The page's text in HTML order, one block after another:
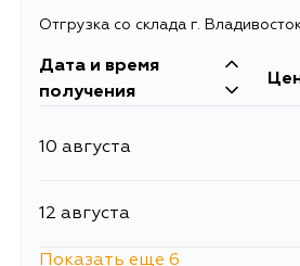
Отгрузка со склада г.
Дата и время
получения
10 августа
12 августа
Показать еще 6